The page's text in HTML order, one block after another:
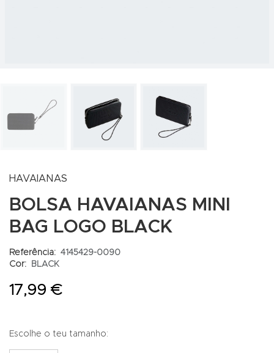
HAVAIANAS
BOLSA HAVAIANAS MINI
BAG LOGO BLACK
Referência: 4145429-0090
Cor:
BLACK
17,99 €
Escolhe o teu tamanho: